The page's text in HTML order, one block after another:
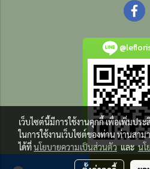
เว็บไซต์นี้มีการใช้งานคุกกี้ เพื่อเพิ่มป
ในการใช้งานเว็บไซต์ของท่าน ท่านสาม
ได้ที่นโยบายความเป็นส่วนตัวและนโ